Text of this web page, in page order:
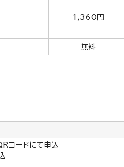
1,360円
無料
コードにて申込